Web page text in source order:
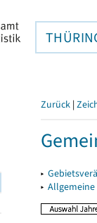
Zurück |
▸
▸